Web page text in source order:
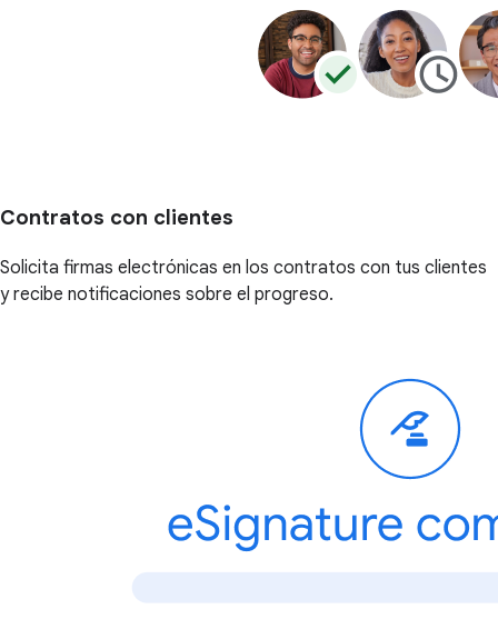
Contratos con clientes
Solicita firmas electrónicas en los contratos con tus clientes
y recibe notificaciones sobre el progreso.